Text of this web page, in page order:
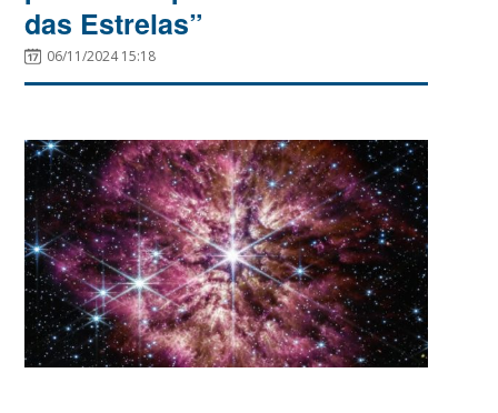
das Estrelas”
06/11/2024 15:18